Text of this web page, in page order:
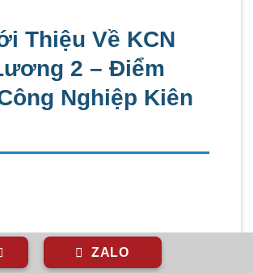
Thiệu Về KCN
2 – Điểm
Nghiệp Kiên
2 nằm trên địa bàn xã
và thị trấn Kiên Lương, huyện
ZALO